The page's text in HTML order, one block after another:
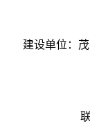
建设单位：